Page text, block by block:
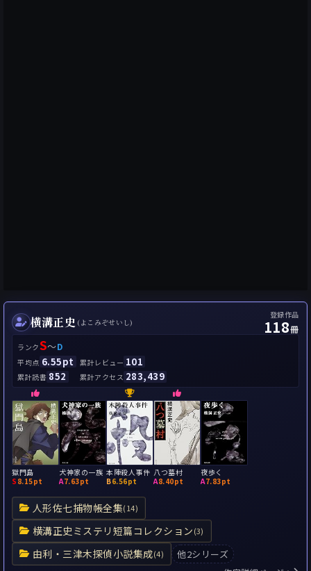
横溝正史 (よこみぞせいし)
登録作品
118冊
ランクS～D
平均点 6.55pt 累計レビュー 101
累計読書 852 累計アクセス 283,439
人形佐七捕物帳全集(14)
横溝正史ミステリ短篇コレクション(3)
由利・三津木探偵小説集成(4) 他2シリーズ
獄門島
S 8.15pt
犬神家の一族
A7.63pt
本陣殺人事件
B6.56pt
八つ墓村
A8.40pt
夜歩く
A7.83pt